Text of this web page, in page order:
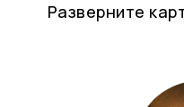
Разверните